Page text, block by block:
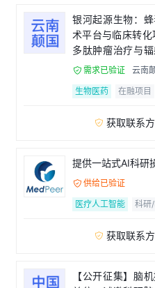
银河起源生物：
术平台与临床转化项目 ——聚
多肽肿瘤治疗与
者
 需求已验证
云南
生物医药
在融项目
 获取联系
提供一站式AI科研
 供给已验证
医疗人工智能
科研
 获取联系
【公开征集】脑